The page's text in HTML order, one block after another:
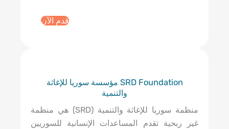
قدم الآن
SRD Foundation مؤسسة سوريا للإغاثة
والتنمية
منظمة سوريا للإغاثة والتنمية (SRD) هي منظمة
غير ربحية تقدم المساعدات الإنسانية للسوريين